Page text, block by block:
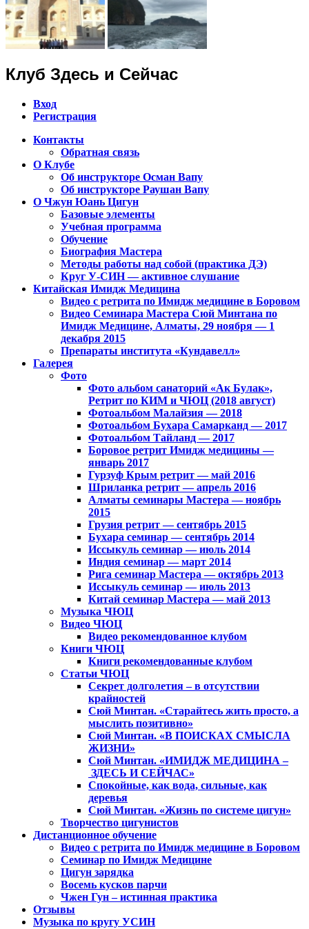
Клуб Здесь и Сейчас
Вход
Регистрация
Клуб Чжун Юань Цигун в городах
Алматы, Астана, Павлодар,
Петропавловск, Экибастуз, Бишкек…
Контакты
Обратная связь
О Клубе
Об инструкторе Осман Вапу
Об инструкторе Раушан Вапу
О Чжун Юань Цигун
Базовые элементы
Учебная программа
Обучение
Биография Мастера
Методы работы над собой (практика ДЭ)
Круг У-СИН — активное слушание
Китайская Имидж Медицина
Видео с ретрита по Имидж медицине в Боровом
Видео Семинара Мастера Сюй Минтана по
Имидж Медицине, Алматы, 29 ноября — 1
декабря 2015
Препараты института «Кундавелл»
Галерея
Фото
Фото альбом санаторий «Ак Булак»,
Ретрит по КИМ и ЧЮЦ (2018 август)
Фотоальбом Малайзия — 2018
Фотоальбом Бухара Самарканд — 2017
Фотоальбом Тайланд — 2017
Боровое ретрит Имидж медицины —
январь 2017
Гурзуф Крым ретрит — май 2016
Шриланка ретрит — апрель 2016
Алматы семинары Мастера — ноябрь
2015
Грузия ретрит — сентябрь 2015
Бухара семинар — сентябрь 2014
Иссыкуль семинар — июль 2014
Индия семинар — март 2014
Рига семинар Мастера — октябрь 2013
Иссыкуль семинар — июль 2013
Китай семинар Мастера — май 2013
Музыка ЧЮЦ
Видео ЧЮЦ
Видео рекомендованное клубом
Книги ЧЮЦ
Книги рекомендованные клубом
Статьи ЧЮЦ
Секрет долголетия – в отсутствии
крайностей
Сюй Минтан. «Старайтесь жить просто, а
мыслить позитивно»
Сюй Минтан. «В ПОИСКАХ СМЫСЛА
ЖИЗНИ»
Сюй Минтан. «ИМИДЖ МЕДИЦИНА –
ЗДЕСЬ И СЕЙЧАС»
Спокойные, как вода, сильные, как
деревья
Сюй Минтан. «Жизнь по системе цигун»
Творчество цигунистов
Дистанционное обучение
Видео с ретрита по Имидж медицине в Боровом
Семинар по Имидж Медицине
Цигун зарядка
Восемь кусков парчи
Чжен Гун – истинная практика
Отзывы
Музыка по кругу УСИН